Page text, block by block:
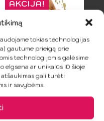
tokias technologijas
gautume prieigą prie
technologijomis galėsime
elgsena ar unikalūs ID šioje
gali turėti
ir savybėms.
AKCIJA!
–
Babydoll
M